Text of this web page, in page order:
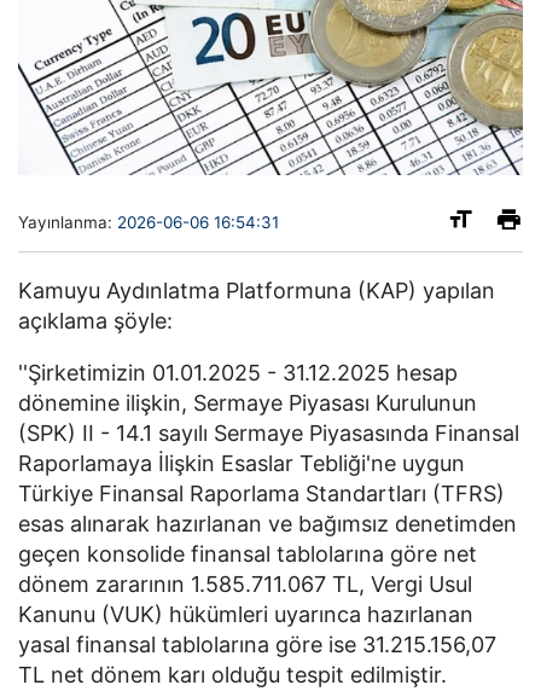
Yayınlanma: 2026-06-06 16:54:31
Kamuyu Aydınlatma Platformuna (KAP) yapılan
açıklama şöyle:
''Şirketimizin 01.01.2025 - 31.12.2025 hesap
dönemine ilişkin, Sermaye Piyasası Kurulunun
(SPK) II - 14.1 sayılı Sermaye Piyasasında Finansal
Raporlamaya İlişkin Esaslar Tebliği'ne uygun
Türkiye Finansal Raporlama Standartları (TFRS)
esas alınarak hazırlanan ve bağımsız denetimden
geçen konsolide finansal tablolarına göre net
dönem zararının 1.585.711.067 TL, Vergi Usul
Kanunu (VUK) hükümleri uyarınca hazırlanan
yasal finansal tablolarına göre ise 31.215.156,07
TL net dönem karı olduğu tespit edilmiştir.